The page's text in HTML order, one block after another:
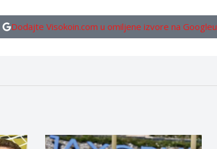
Dodajte Visokoin.com u omiljene izvore na Googleu